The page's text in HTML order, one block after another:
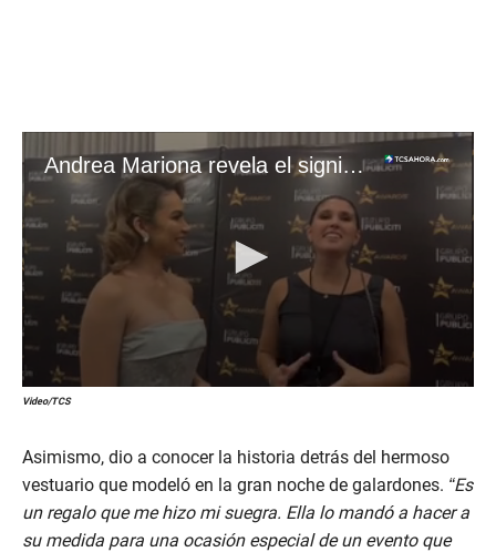
Video/TCS
Asimismo, dio a conocer la historia detrás del hermoso
vestuario que modeló en la gran noche de galardones. “Es
un regalo que me hizo mi suegra. Ella lo mandó a hacer a
su medida para una ocasión especial de un evento que